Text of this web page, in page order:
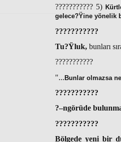
??????????? 5)
gelece?Ÿine yönelik
???????????
Tu?Ÿluk, bunları
???????????
"...Bunlar olmazsa
???????????
?–ngörüde
???????????
Bölgede yeni bir